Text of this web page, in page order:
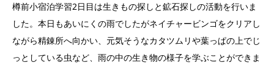
樽前小宿泊学習2日目は生きもの探しと鉱石探しの活動を行いま
した。本日もあいにくの雨でしたがネイチャービンゴをクリアし
ながら精錬所へ向かい、元気そうなカタツムリや葉っぱの上でじ
っとしている虫など、雨の中の生き物の様子を学ぶことができま